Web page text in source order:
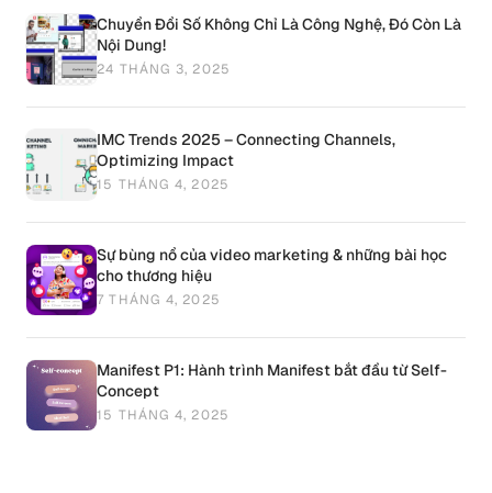
Chuyển Đổi Số Không Chỉ Là Công Nghệ, Đó Còn Là
Nội Dung!
24 THÁNG 3, 2025
IMC Trends 2025 – Connecting Channels,
Optimizing Impact
15 THÁNG 4, 2025
Sự bùng nổ của video marketing & những bài học
cho thương hiệu
7 THÁNG 4, 2025
Manifest P1: Hành trình Manifest bắt đầu từ Self-
Concept
15 THÁNG 4, 2025